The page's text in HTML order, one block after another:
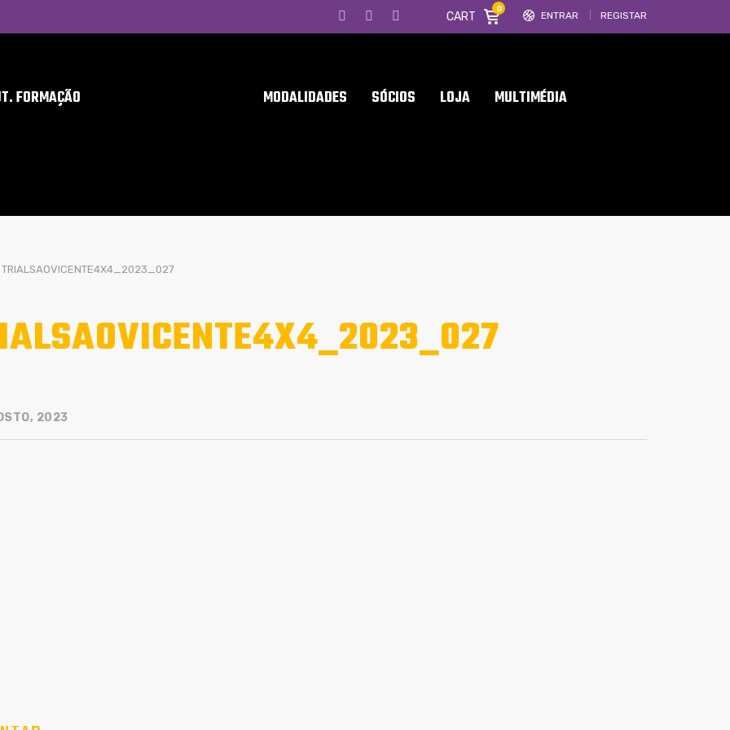
ENTRAR REGISTAR
CART
0
FORMAÇÃO MODALIDADES SÓCIOS LOJA MULTIMÉDIA
TRIALSAOVICENTE4X4_2023_027
2023